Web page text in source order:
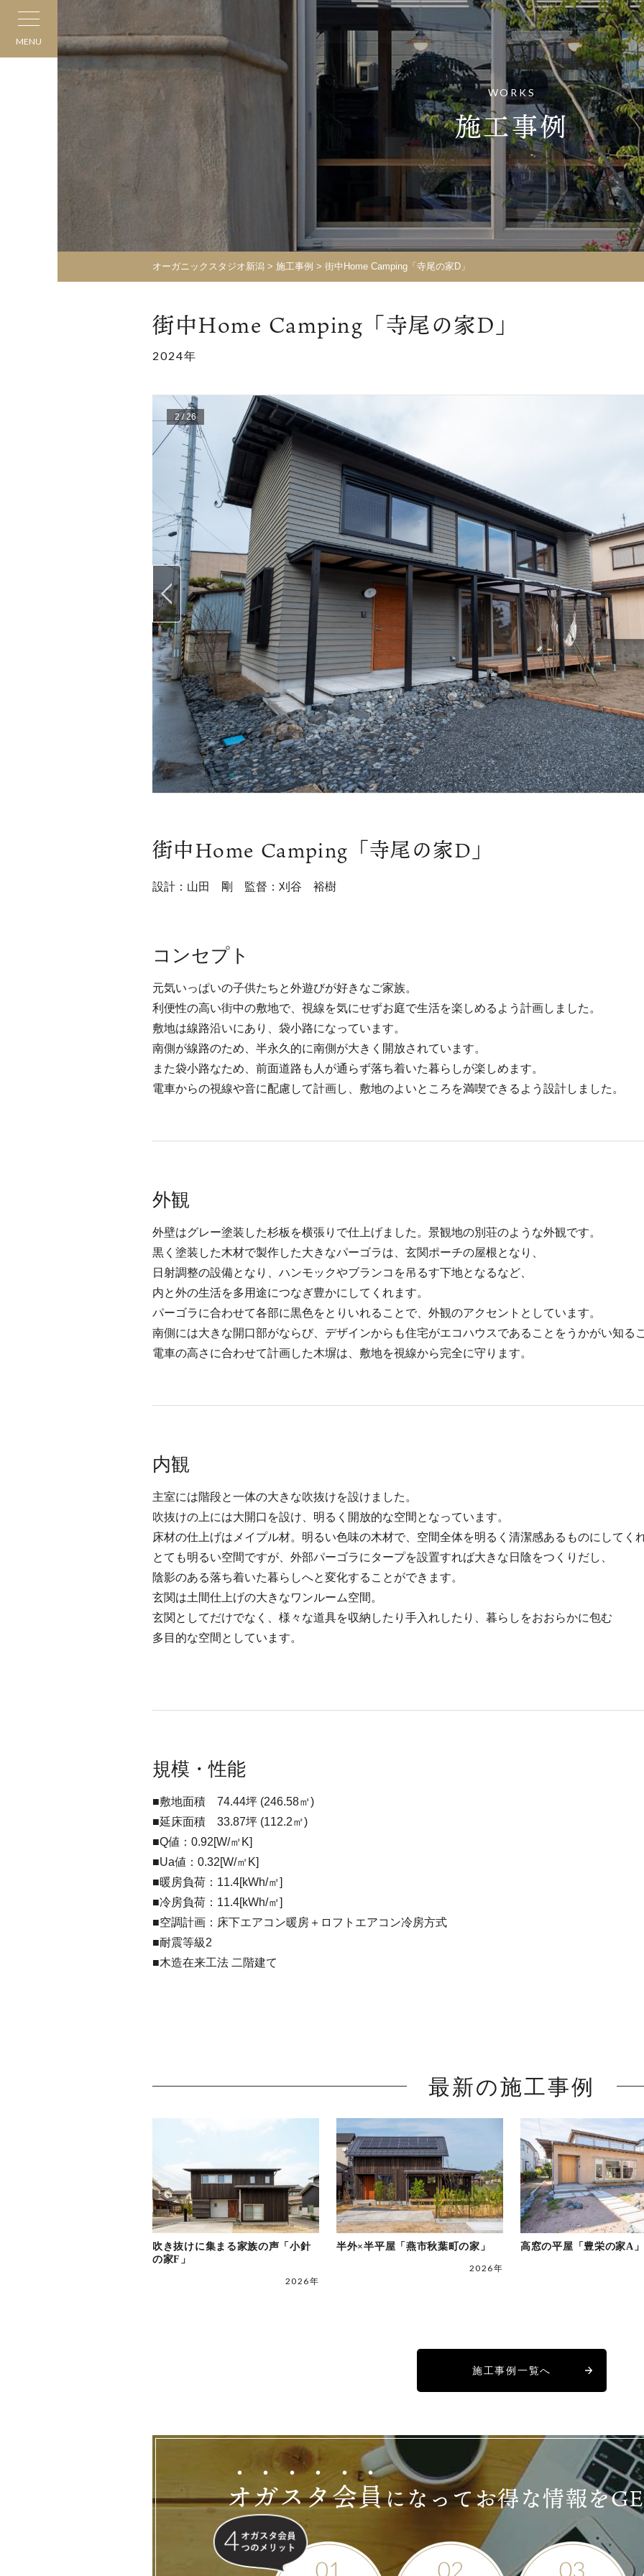
MENU
WORKS
施工事例
オーガニックスタジオ新潟 > 施工事例 > 街中Home Camping「寺尾の家D」
街中Home Camping「寺尾の家D」
2024年
3/26
街中Home Camping「寺尾の家D」
設計：山田 剛 監督：刈谷 裕樹
コンセプト
元気いっぱいの子供たちと外遊びが好きなご家族。
利便性の高い街中の敷地で、視線を気にせずお庭で生活を楽しめるよう計画しました。
敷地は線路沿いにあり、袋小路になっています。
南側が線路のため、半永久的に南側が大きく開放されています。
また袋小路なため、前面道路も人が通らず落ち着いた暮らしが楽しめます。
電車からの視線や音に配慮して計画し、敷地のよいところを満喫できるよう設計しました。
外観
外壁はグレー塗装した杉板を横張りで仕上げました。景観地の別荘のような外観です。
黒く塗装した木材で製作した大きなパーゴラは、玄関ポーチの屋根となり、
日射調整の設備となり、ハンモックやブランコを吊るす下地となるなど、
内と外の生活を多用途につなぎ豊かにしてくれます。
パーゴラに合わせて各部に黒色をとりいれることで、外観のアクセントとしています。
南側には大きな開口部がならび、デザインからも住宅がエコハウスであることをうかがい知る
電車の高さに合わせて計画した木塀は、敷地を視線から完全に守ります。
内観
主室には階段と一体の大きな吹抜けを設けました。
吹抜けの上には大開口を設け、明るく開放的な空間となっています。
床材の仕上げはメイプル材。明るい色味の木材で、空間全体を明るく清潔感あるものにしてくれ
とても明るい空間ですが、外部パーゴラにタープを設置すれば大きな日陰をつくりだし、
陰影のある落ち着いた暮らしへと変化することができます。
玄関は土間仕上げの大きなワンルーム空間。
玄関としてだけでなく、様々な道具を収納したり手入れしたり、暮らしをおおらかに包む
多目的な空間としています。
規模・性能
■敷地面積 74.44坪 (246.58㎡)
■延床面積 33.87坪 (112.2㎡)
■Q値：0.92[W/㎡K]
■Ua値：0.32[W/㎡K]
■暖房負荷：11.4[kWh/㎡]
■冷房負荷：11.4[kWh/㎡]
■空調計画：床下エアコン暖房＋ロフトエアコン冷房方式
■耐震等級2
■木造在来工法 二階建て
最新の施工事例
吹き抜けに集まる家族の声「小針
の家F」
2026年
半外×半平屋「燕市秋葉町の家」
2026年
高窓の平屋「豊栄の家A」
施工事例一覧へ
オガスタ会員になってお得な情報を